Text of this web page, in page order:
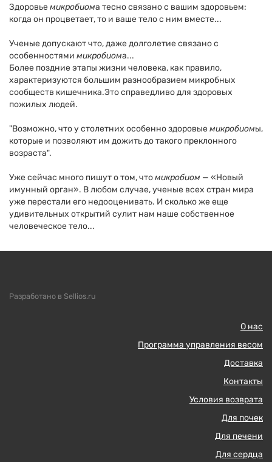
Здоровье микробиома тесно связано с вашим здоровьем:
когда он процветает, то и ваше тело с ним вместе...
Ученые допускают что, даже долголетие связано с
особенностями микробиома...
Более поздние этапы жизни человека, как правило,
характеризуются большим разнообразием микробных
сообществ кишечника.Это справедливо для здоровых
пожилых людей.
"Возможно, что у столетних особенно здоровые микробиомы,
которые и позволяют им дожить до такого преклонного
возраста".
Уже сейчас много пишут о том, чтомикробиом — «Новый
имунный орган». В любом случае, ученые всех стран мира
уже перестали его недооценивать. И сколько же еще
удивительных открытий сулит нам наше собственное
человеческое тело...
Разработано в Sellios.ru
О нас
Программа управления весом
Доставка
Контакты
Условия возврата
Для почек
Для печени
Для сердца